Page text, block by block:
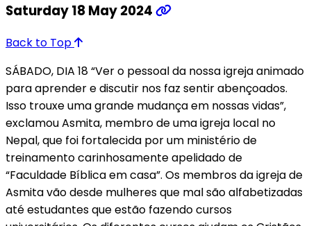
Saturday 18 May 2024
Back to Top
SÁBADO, DIA 18 “Ver o pessoal da nossa igreja animado
para aprender e discutir nos faz sentir abençoados.
Isso trouxe uma grande mudança em nossas vidas”,
exclamou Asmita, membro de uma igreja local no
Nepal, que foi fortalecida por um ministério de
treinamento carinhosamente apelidado de
“Faculdade Bíblica em casa”. Os membros da igreja de
Asmita vão desde mulheres que mal são alfabetizadas
até estudantes que estão fazendo cursos